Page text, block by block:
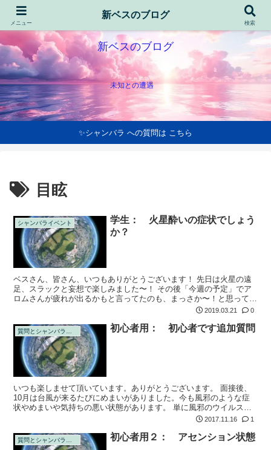
新ベスのブログ
未知との遭遇
✨シャンバラ への質問は こちら
目眩
シャンバライベント
学生： 火星酔いの症状でしょう
か？
ベスさん、皆さん、いつもありがとうございます！ 先日は火星の遠
足、スラックと妄想で楽しみました〜！ その後「今週の予定」でア
ロムさんが疲れが出るかもと言ってたのも、まっさか〜！と思ってい
た・・・のですが、いつもと違う症状が出てしまい、焦っています。
2019.03.21 0
質問とシャンバラの回答 初心者用： 初心者です追加質問
いつも楽しませて頂いています。ありがとうございます。 面接後、
10月は台風が来るたびにめまいがありました。今も風邪のような症
状やめまいや気持ちの悪い状態があります。 単に風邪のウイルスの
せいでしょうか？それとも通過儀礼のようなもので特に手当ては必要
2017.11.16 1
質問とシャンバラの回答 初心者用２： アセンション状態
メニュー
新ベスのブログ
検索